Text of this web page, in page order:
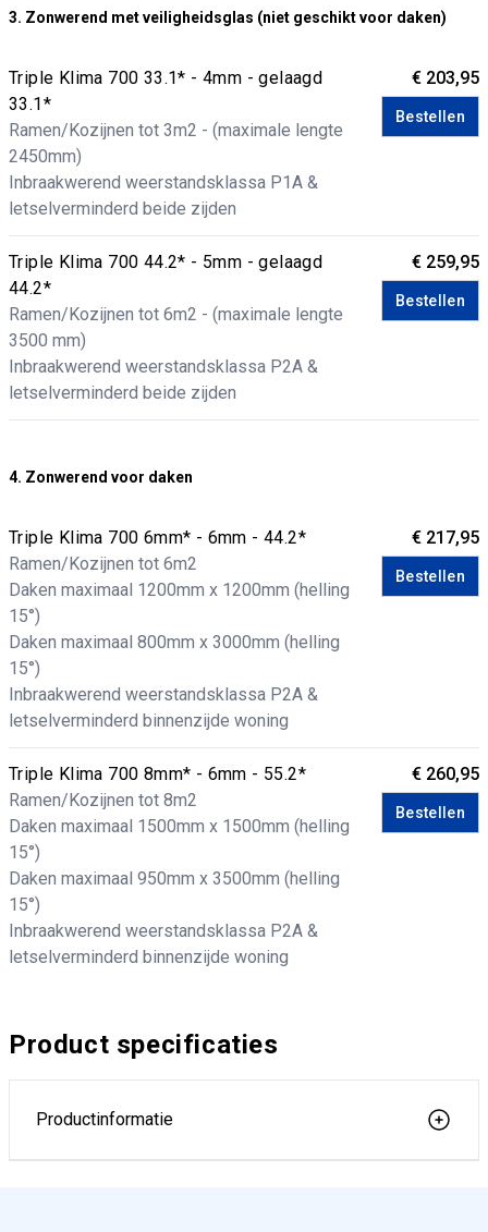
3. Zonwerend met veiligheidsglas (niet geschikt voor daken)
Triple Klima 700 33.1* - 4mm - gelaagd
33.1*
Ramen/Kozijnen tot 3m2 - (maximale lengte
2450mm)
Inbraakwerend weerstandsklassa P1A &
letselverminderd beide zijden
€ 203,95
Bestellen
Triple Klima 700 44.2* - 5mm - gelaagd
44.2*
Ramen/Kozijnen tot 6m2 - (maximale lengte
3500 mm)
Inbraakwerend weerstandsklassa P2A &
letselverminderd beide zijden
€ 259,95
Bestellen
4. Zonwerend voor daken
Triple Klima 700 6mm* - 6mm - 44.2*
Ramen/Kozijnen tot 6m2
Daken maximaal 1200mm x 1200mm (helling
15°)
Daken maximaal 800mm x 3000mm (helling
15°)
Inbraakwerend weerstandsklassa P2A &
letselverminderd binnenzijde woning
€ 217,95
Bestellen
Triple Klima 700 8mm* - 6mm - 55.2*
Ramen/Kozijnen tot 8m2
Daken maximaal 1500mm x 1500mm (helling
15°)
Daken maximaal 950mm x 3500mm (helling
15°)
Inbraakwerend weerstandsklassa P2A &
letselverminderd binnenzijde woning
€ 260,95
Bestellen
Product specificaties
Productinformatie